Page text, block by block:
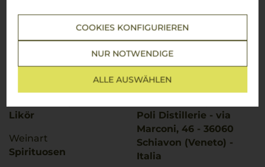
COOKIES KONFIGURIEREN
NUR NOTWENDIGE
ALLE AUSWÄHLEN
Artikelnummer
Likör
Weinart
Spirituosen
Verschluss
Naturkorken
Poli Distillerie - via
Marconi, 46 - 36060
Schiavon (Veneto) -
Italia